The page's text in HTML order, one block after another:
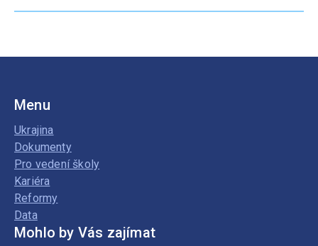
Menu
Ukrajina
Dokumenty
Pro vedení školy
Kariéra
Reformy
Data
Mohlo by Vás zajímat